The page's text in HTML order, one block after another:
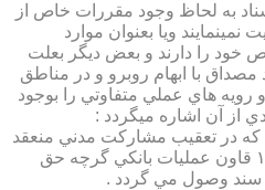
به لحاظ وجود مقررات خاص از
ويا بعنوان موارد
خود را دارند و بعض ديگر بعلت
با ابهام روبرو و در مناطق
هاي عملي متفاوتي را بوجود
از آن اشاره ميگردد :
كه در تعقيب مشاركت مدني منعقد
ميگردد بر اساس تبصره ماده ۱۵ قاون عمليات بانكي گرچه حق
سند وصول مي گردد .